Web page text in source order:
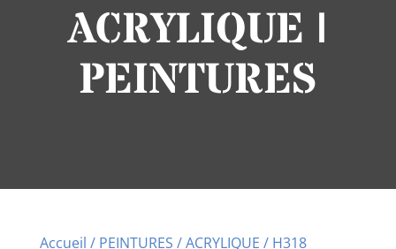
ACRYLIQUE |
PEINTURES
Accueil / PEINTURES /ACRYLIQUE / H318